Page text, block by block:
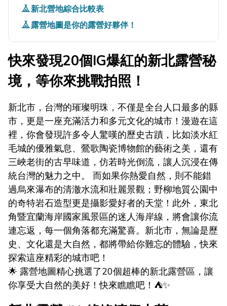
新北營地綜合比較表
露營地圖是你的露營好夥伴！
快來發現20個IG爆紅的新北露營秘
境，等你來挑戰拍照！
新北市，台灣的璀璨明珠，不僅是全台人口最多的縣
市，更是一座充滿活力和多元文化的城市！漫遊在這
裡，你會發現許多令人驚嘆的歷史古蹟，比如淡水紅
毛城的優雅氣息、鶯歌陶瓷博物館的藝術之美，還有
三峽老街的古早味道，仿若時光倒流，讓人沉浸在傳
統台灣的魅力之中。 而如果你熱愛自然，則不能錯
過烏來瀑布的清澈水流和壯麗景觀；野柳地質公園中
的奇特岩石造型更是攝影愛好者的天堂！此外，東北
角暨宜蘭海岸國家風景區的迷人海岸線，將會讓你流
連忘返，每一個角落都充滿驚喜。新北市，無論是歷
史、文化還是大自然，都將帶給你難忘的體驗，快來
探索這座精彩的城市吧！
🌟 露營地圖精心挑選了20個超棒的新北露營區，讓
你享受大自然的美好！快來瞧瞧吧！⛺️✨